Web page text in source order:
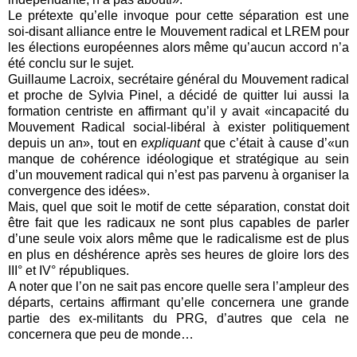
Le prétexte qu’elle invoque pour cette séparation est une
soi-disant alliance entre le Mouvement radical et LREM pour
les élections européennes alors même qu’aucun accord n’a
été conclu sur le sujet.
Guillaume Lacroix, secrétaire général du Mouvement radical
et proche de Sylvia Pinel, a décidé de quitter lui aussi la
formation centriste en affirmant qu’il y avait «incapacité du
Mouvement Radical social-libéral à exister politiquement
depuis un an», tout en expliquantque c’était à cause d’«un
manque de cohérence idéologique et stratégique au sein
d’un mouvement radical qui n’est pas parvenu à organiser la
convergence des idées».
Mais, quel que soit le motif de cette séparation, constat doit
être fait que les radicaux ne sont plus capables de parler
d’une seule voix alors même que le radicalisme est de plus
en plus en déshérence après ses heures de gloire lors des
III° et IV° républiques.
A noter que l’on ne sait pas encore quelle sera l’ampleur des
départs, certains affirmant qu’elle concernera une grande
partie des ex-militants du PRG, d’autres que cela ne
concernera que peu de monde…